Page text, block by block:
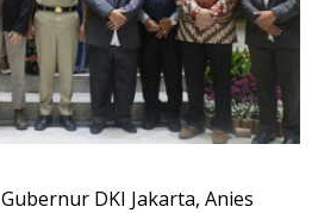
Gubernur DKI Jakarta, Anies